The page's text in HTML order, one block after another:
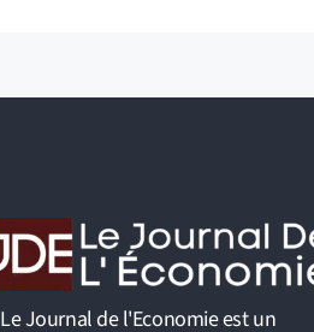
Le Journal de l'Economie est un